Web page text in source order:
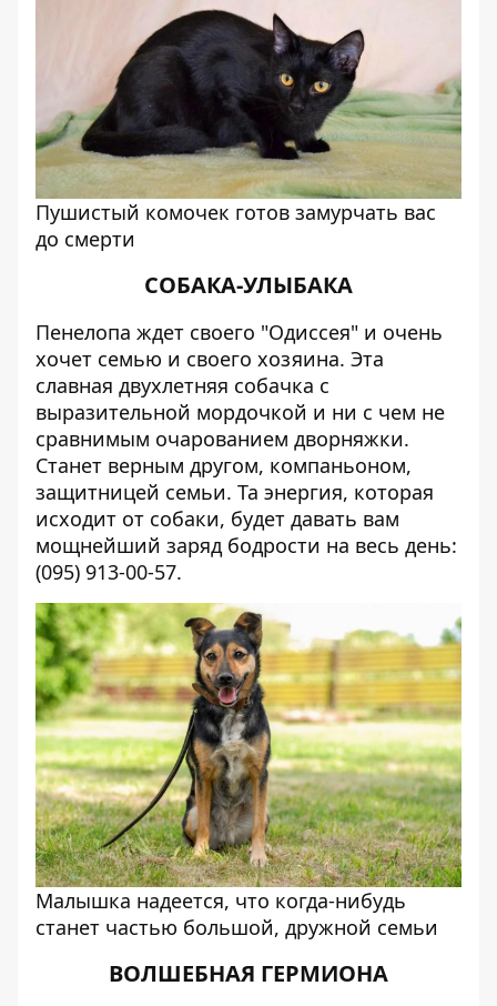
Пушистый комочек готов замурчать вас
до смерти
СОБАКА-УЛЫБАКА
Пенелопа ждет своего "Одиссея" и очень
хочет семью и своего хозяина. Эта
славная двухлетняя собачка с
выразительной мордочкой и ни с чем не
сравнимым очарованием дворняжки.
Станет верным другом, компаньоном,
защитницей семьи. Та энергия, которая
исходит от собаки, будет давать вам
мощнейший заряд бодрости на весь день:
(095) 913-00-57.
Малышка надеется, что когда-нибудь
станет частью большой, дружной семьи
ВОЛШЕБНАЯ ГЕРМИОНА